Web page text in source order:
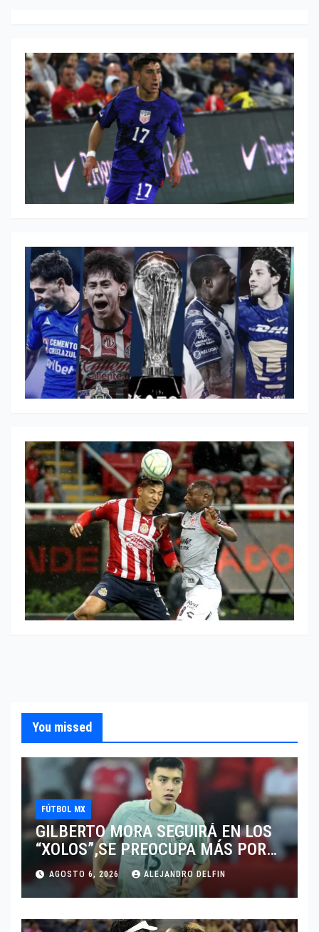
You missed
FÚTBOL MX
GILBERTO MORA SEGUIRÁ EN LOS
“XOLOS”,SE PREOCUPA MÁS POR
JUGAR EN SU EQUIPO.
AGOSTO 6, 2026 ALEJANDRO DELFIN